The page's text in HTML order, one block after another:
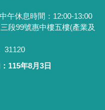
午休息時間：12:00-13:00
段99號惠中樓五樓(產業及
31120
115年8月3日